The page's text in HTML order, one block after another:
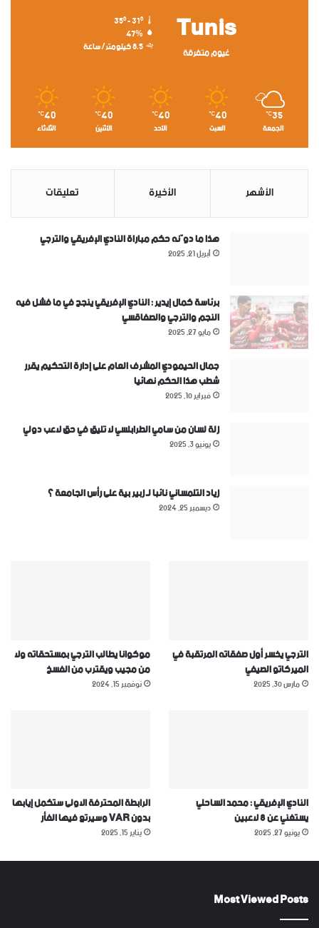
Tunis
غيوم متفرقة
35º - 31º
47%
8.5 كيلومتر/ساعة
35
℃
الجمعة
40
℃
السبت
40
℃
الأحد
40
℃
الأثنين
40
℃
الثلاثاء
الأشهر الأخيرة تعليقات
هذا ما دوّنه حكم مباراة النادي الإفريقي والترجي
أبريل 21, 2025
برئاسة كمال إيدير : النادي الإفريقي ينجح في ما فشل فيه
النجم والترجي والصفاقسي
مايو 27, 2025
جمال الحيمودي المشرف العام على إدارة التحكيم يقرر
شطب هذا الحكم نهائيا
فبراير 10, 2025
زلة لسان من سامي الطرابلسي لا تليق في حق لاعب دولي
يونيو 3, 2025
زياد التلمساني نائبا لـ زبير بية على رأس الجامعة ؟
ديسمبر 25, 2024
الترجي يخسر أول صفقاته المرتقبة في
الميركاتو الصيفي
مارس 30, 2025
موكوانا يطالب الترجي بمستحقاته ولا
من مجيب ويقترب من الفسخ
نوفمبر 15, 2024
النادي الإفريقي : محمد الساحلي
يستغني عن 8 لاعبين
يونيو 27, 2025
الرابطة المحترفة الاولى ستكمل إيابها
بدون VAR وسيرتع فيها الفأر
يناير 15, 2025
Most Viewed Posts